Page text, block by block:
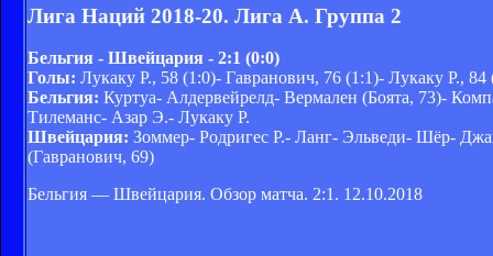
Лига Наций 2018-20. Лига A. Группа 2
Бельгия - Швейцария - 2:1 (0:0)
Голы: Лукаку Р., 58 (1:0)- Гавранович, 76 (1:1)- Лукаку Р., 84
Бельгия: Куртуа- Алдервейрелд- Вермален (Боята, 73)-
Тилеманс- Азар Э.- Лукаку Р.
Швейцария: Зоммер- Родригес Р.- Ланг- Эльведи- Шёр-
(Гавранович, 69)
Бельгия — Швейцария. Обзор матча. 2:1. 12.10.2018